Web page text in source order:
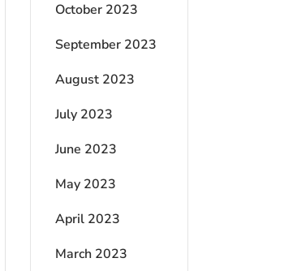
October 2023
September 2023
August 2023
July 2023
June 2023
May 2023
April 2023
March 2023